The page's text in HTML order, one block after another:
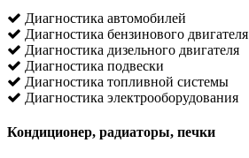
Диагностика автомобилей
Диагностика бензинового двигателя
Диагностика дизельного двигателя
Диагностика подвески
Диагностика топливной системы
Диагностика электрооборудования
Кондиционер, радиаторы, печки